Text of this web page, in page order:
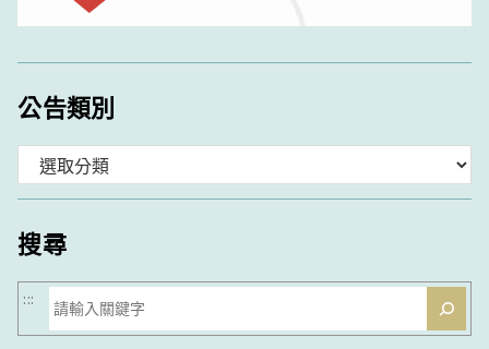
公告類別
類
搜尋
搜
尋
:::